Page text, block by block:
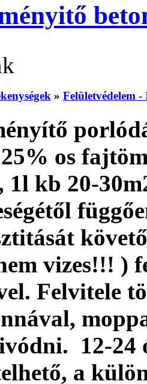
» Felületvédelem
os
kb 20-
vizes!!! )
Felvitele
12-24
a